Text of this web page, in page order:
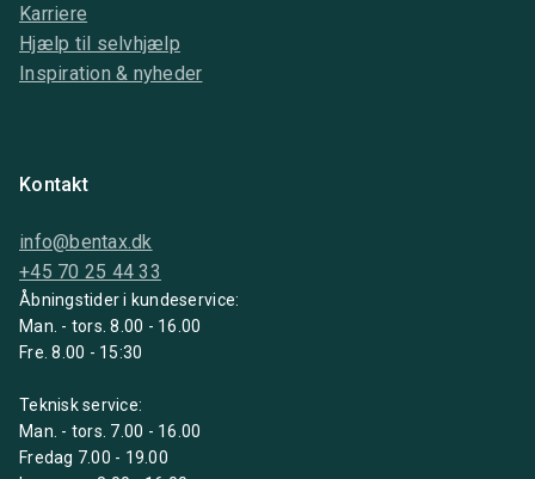
Karriere
Hjælp til selvhjælp
Inspiration & nyheder
Kontakt
info@bentax.dk
+45 70 25 44 33
Åbningstider i kundeservice:
Man. - tors. 8.00 - 16.00
Fre. 8.00 - 15:30
Teknisk service:
Man. - tors. 7.00 - 16.00
Fredag 7.00 - 19.00